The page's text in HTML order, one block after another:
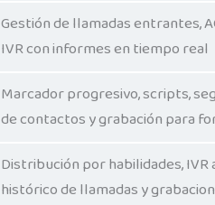
Gestión de llamadas entrantes,
IVR con informes en tiempo real
Marcador progresivo, scripts,
de contactos y grabación para
Distribución por habilidades, IVR
histórico de llamadas y